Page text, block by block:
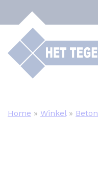
Home » Winkel » Beton